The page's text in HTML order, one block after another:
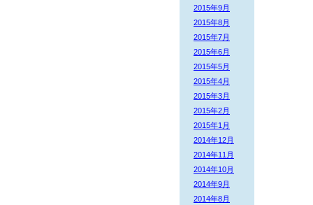
2015年9月
2015年8月
2015年7月
2015年6月
2015年5月
2015年4月
2015年3月
2015年2月
2015年1月
2014年12月
2014年11月
2014年10月
2014年9月
2014年8月